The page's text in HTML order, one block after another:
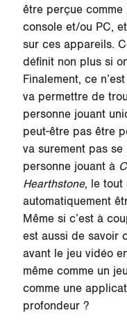
être perçue
console et/ou PC,
sur ces appareils.
définit non plus si
Finalement, ce
va permettre de
personne jouant
peut-être pas être
va surement pas
personne jouant à
Hearthstone, le tout
automatiquement
Même si c’est à
est aussi de savoir
avant le jeu vidéo
même comme un
comme une
profondeur ?